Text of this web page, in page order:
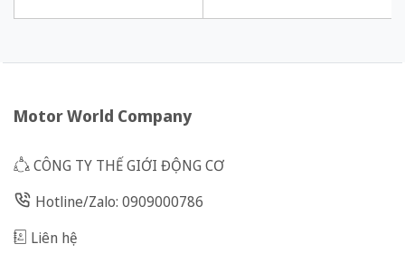
Motor World Company
CÔNG TY THẾ GIỚI ĐỘNG CƠ
Hotline/Zalo: 0909000786
Liên hệ